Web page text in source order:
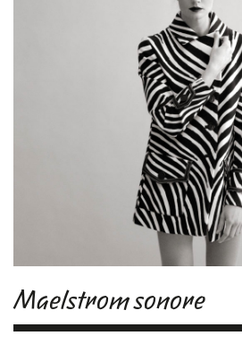
Maelstrom sonore